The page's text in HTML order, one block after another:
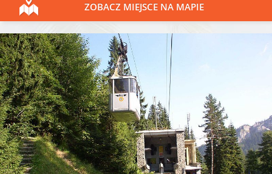
ZOBACZ MIEJSCE NA MAPIE